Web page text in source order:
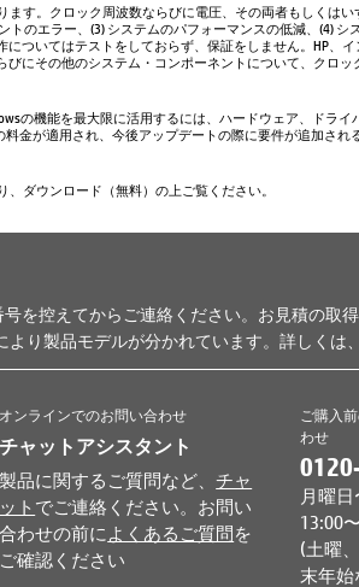
す。クロック周波数ならびに電圧、その両者もしくは
のエラー、(3) システムのパフォーマンスの低減、(4)
ついてはテストをしておらず、保証をしません。HP、
にその他のシステム・コンポーネントについて、クロ
の機能を最大限に活用するには、ハードウェア、ドラ
金が適用され、今後アップデートの際に要件が追加され
、ダウンロード（無料）の上ご覧ください。
を控えてからご連絡ください。お見積の取得
り製品モデルが分かれています。詳しくは、
オンラインでのお問い合わせ
チャットアシスタント
製品に関するご質問など、チャ
ット でご連絡ください。お問い
合わせの前に よくあるご質問を
ご確認ください
ご購入
わせ
月曜
13:00
(土曜
末年始